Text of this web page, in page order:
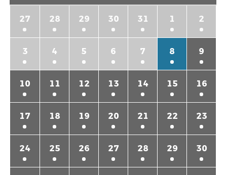
27 28 29 30 31 1 2
3 4 5 6 7 8 9
10 11 12 13 14 15 16
17 18 19 20 21 22 23
24 25 26 27 28 29 30